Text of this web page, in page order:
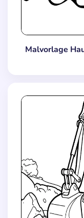
Malvorlage